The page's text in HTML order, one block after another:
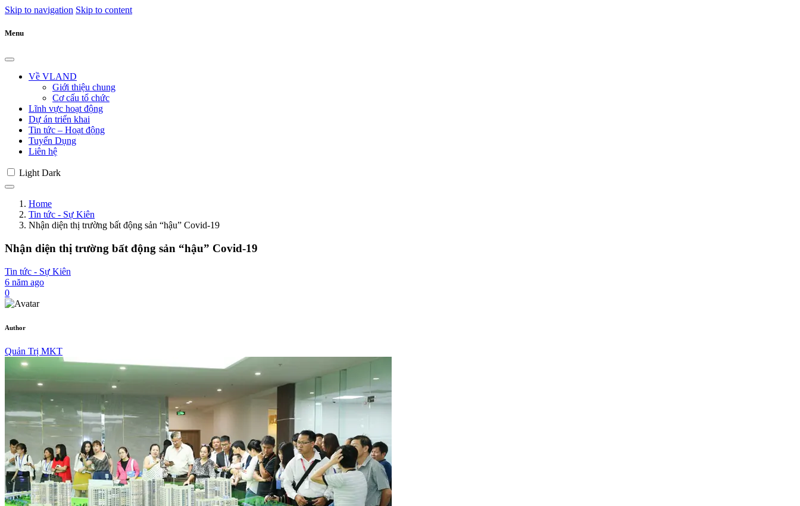
Skip to navigation Skip to content
Menu
Về VLAND
Giới thiệu chung
Cơ cấu tổ chức
Lĩnh vực hoạt động
Dự án triển khai
Tin tức – Hoạt động
Tuyển Dụng
Liên hệ
Light Dark
Home
Tin tức - Sự Kiên
Nhận diện thị trường bất động sản “hậu” Covid-19
Nhận diện thị trường bất động sản “hậu” Covid-19
Tin tức - Sự Kiên
6 năm ago
0
Author
Quản Trị MKT